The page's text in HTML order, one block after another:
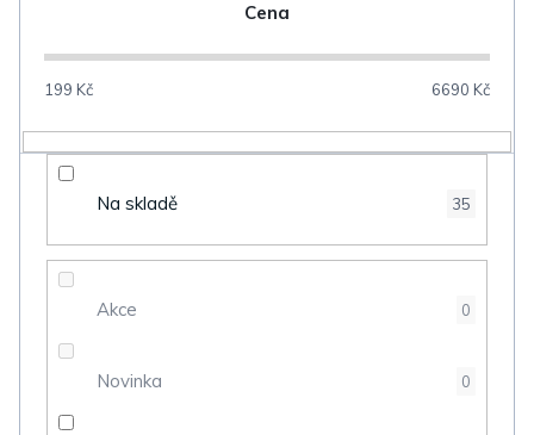
o
Cena
199 Kč 6690 Kč
Na skladě 35
Akce 0
Novinka 0